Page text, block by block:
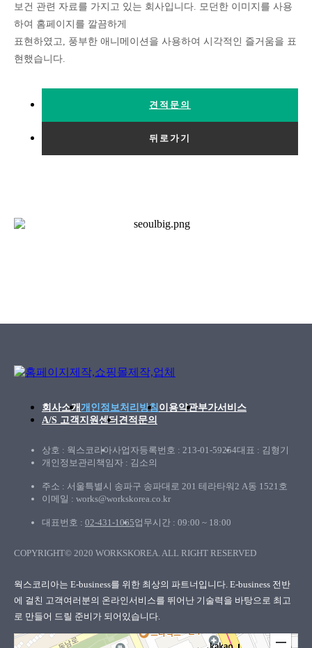
보건 관련 자료를 가지고 있는 회사입니다. 모던한 이미지를 사용
하여 홈페이지를 깔끔하게
표현하였고, 풍부한 애니메이션을 사용하여 시각적인 즐거움을 표
현했습니다.
견적문의
뒤로가기
회사소개 개인정보처리방침 이용약관부가서비스
A/S 고객지원센터 견적문의
상호 : 웍스코리아사업자등록번호 : 213-01-59254대표 : 김형기
개인정보관리책임자 : 김소의
주소 : 서울특별시 송파구 송파대로 201 테라타워2 A동 1521호
이메일 : works@workskorea.co.kr
대표번호 : 02-431-1065업무시간 : 09:00 ~ 18:00
COPYRIGHT© 2020 WORKSKOREA. ALL RIGHT RESERVED
웍스코리아는 E-business를 위한 최상의 파트너입니다. E-business 전반
에 걸친 고객여러분의 온라인서비스를 뛰어난 기술력을 바탕으로 최고
로 만들어 드릴 준비가 되어있습니다.
웍스코리아